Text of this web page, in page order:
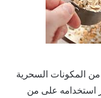
من المكونات السحرية
استخدامه على من